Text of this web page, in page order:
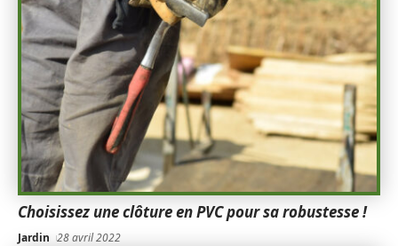
Choisissez une clôture en PVC pour sa robustesse !
Jardin 28 avril 2022